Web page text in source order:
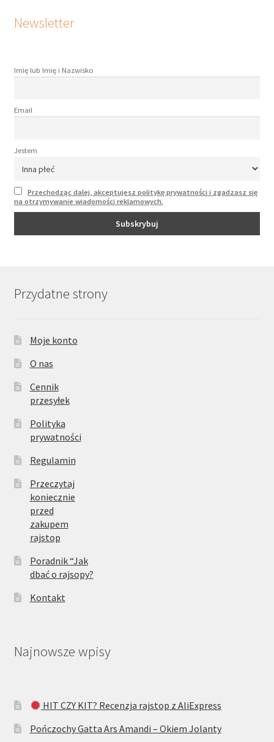
Newsletter
Imię lub Imię i Nazwisko
Email
Jestem
Przechodząc dalej, akceptujesz politykę prywatności i zgadzasz się
na otrzymywanie wiadomości reklamowych.
Przydatne strony
Moje konto
O nas
Cennik
przesyłek
Polityka
prywatności
Regulamin
Przeczytaj
koniecznie
przed
zakupem
rajstop
Poradnik “Jak
dbać o rajsopy?
Kontakt
Najnowsze wpisy
HIT CZY KIT? Recenzja rajstop z AliExpress
Pończochy Gatta Ars Amandi – Okiem Jolanty